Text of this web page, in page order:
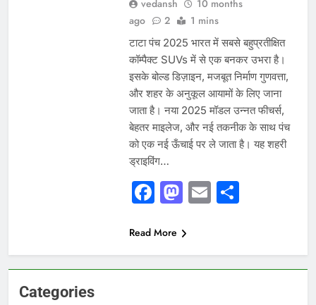
vedansh
10 months
ago
2 1 mins
टाटा पंच 2025 भारत में सबसे बहुप्रतीक्षित
कॉम्पैक्ट SUVs में से एक बनकर उभरा है।
इसके बोल्ड डिज़ाइन, मजबूत निर्माण गुणवत्ता,
और शहर के अनुकूल आयामों के लिए जाना
जाता है। नया 2025 मॉडल उन्नत फीचर्स,
बेहतर माइलेज, और नई तकनीक के साथ पंच
को एक नई ऊँचाई पर ले जाता है। यह शहरी
ड्राइविंग…
Facebook
Mastodon
EmailShare
Read More
Categories